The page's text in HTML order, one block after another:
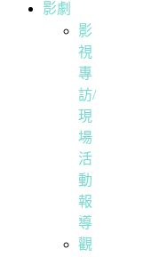
影劇
影
視
專
訪/
現
場
活
動
報
導
觀